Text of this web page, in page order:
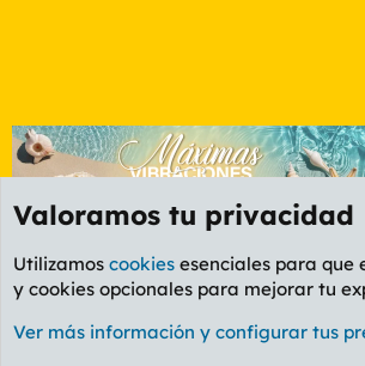
Foro General
Cookies
PL OLDSTYLE AMARILLO
Valoramos tu privacidad
Utilizamos cookies esenciales para que
y cookies opcionales para mejorar tu
Ver más información y configurar tus